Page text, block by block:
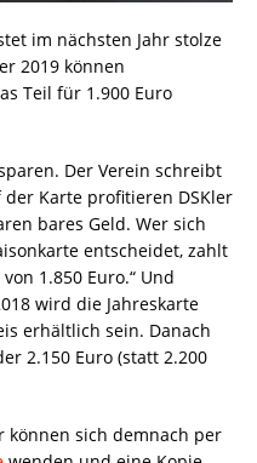
im nächsten Jahr stolze
2019 können
Teil für 1.900 Euro
Der Verein schreibt
Karte profitieren DSKler
bares Geld. Wer sich
entscheidet, zahlt
1.850 Euro.“ Und
wird die Jahreskarte
erhältlich sein. Danach
2.150 Euro (statt 2.200
können sich demnach per